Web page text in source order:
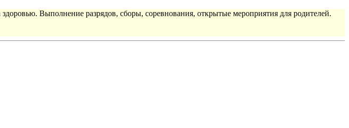
Выполнение разрядов, сборы, соревнования, открытые мероприятия для родителей.